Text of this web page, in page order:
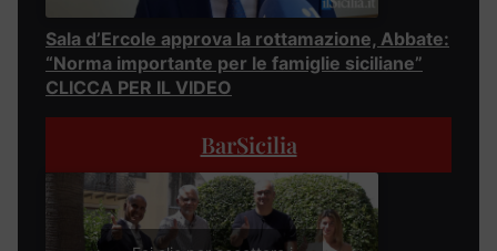
Sala d’Ercole approva la rottamazione, Abbate:
“Norma importante per le famiglie siciliane”
CLICCA PER IL VIDEO
BarSicilia